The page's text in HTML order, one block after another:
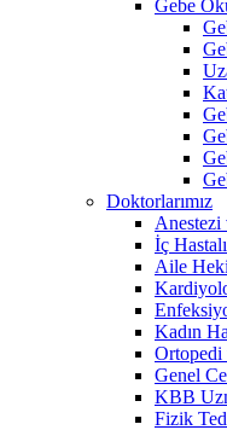
Gebe
Doktorlarımız
Anestezi
İç
Aile
Kadın
Ortopedi
Genel
KBB
Fizik